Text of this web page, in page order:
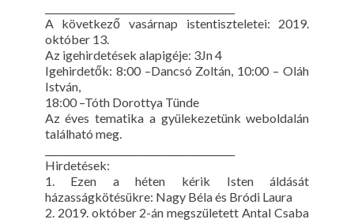
A következő vasárnap istentiszteletei: 2019.
október 13.
Az igehirdetések alapigéje: 3Jn 4
Igehirdetők: 8:00 –Dancsó Zoltán, 10:00 – Oláh
István,
18:00 –Tóth Dorottya Tünde
Az éves tematika a gyülekezetünk weboldalán
található meg.
Hirdetések:
1. Ezen a héten kérik Isten áldását
házasságkötésükre: Nagy Béla és Bródi Laura
2. 2019. október 2-án megszületett Antal Csaba